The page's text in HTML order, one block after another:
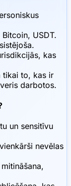
USDT.
kas
tikai to, kas ir
darbotos.
un sensitīvu
nevēlas